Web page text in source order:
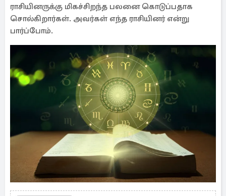
ராசியினருக்கு மிகச்சிறந்த பலனை கொடுப்பதாக
சொல்கிறார்கள். அவர்கள் எந்த ராசியினர் என்று
பார்ப்போம்.